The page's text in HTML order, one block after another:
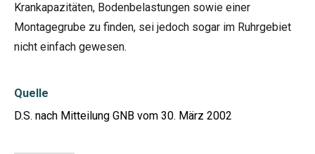
Krankapazitäten, Bodenbelastungen sowie einer
Montagegrube zu finden, sei jedoch sogar im Ruhrgebiet
nicht einfach gewesen.
Quelle
D.S. nach Mitteilung GNB vom 30. März 2002